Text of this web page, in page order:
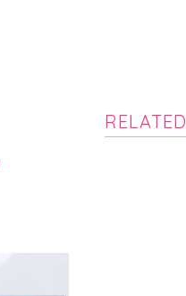
RELATED